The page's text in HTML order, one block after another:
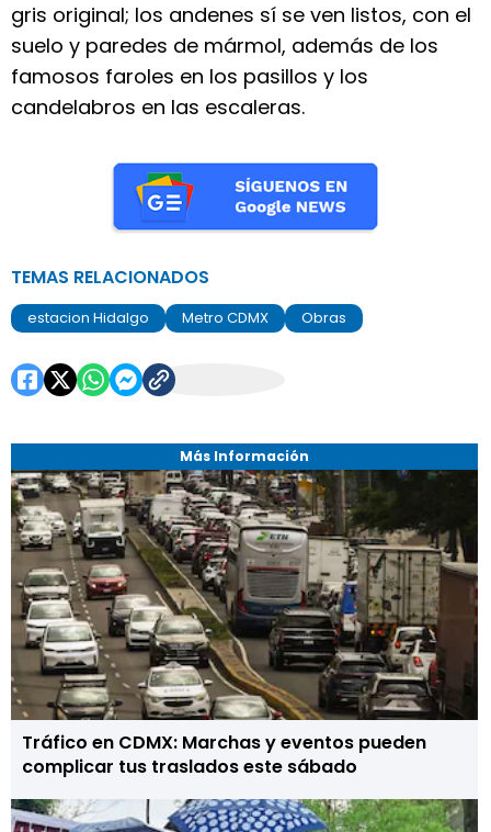
Más Información
Tráfico en CDMX: Marchas y eventos pueden
complicar tus traslados este sábado
gris original; los andenes sí se ven listos, con el
suelo y paredes de mármol, además de los
famosos faroles en los pasillos y los
candelabros en las escaleras.
TEMAS RELACIONADOS
estacion Hidalgo Metro CDMX Obras